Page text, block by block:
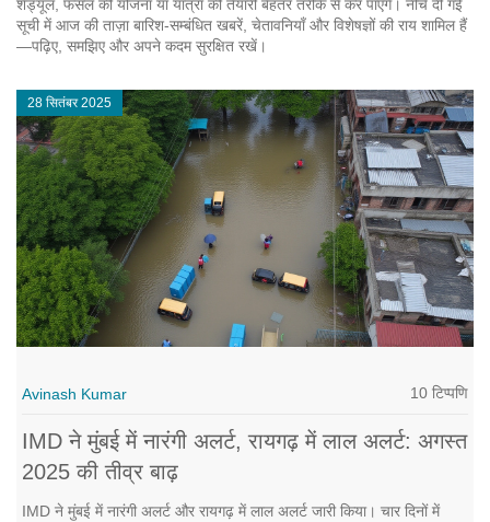
शेड्यूल, फसल की योजना या यात्रा की तैयारी बेहतर तरीके से कर पाएँगे। नीचे दी गई
सूची में आज की ताज़ा बारिश‑सम्बंधित खबरें, चेतावनियाँ और विशेषज्ञों की राय शामिल हैं
—पढ़िए, समझिए और अपने कदम सुरक्षित रखें।
28 सितंबर 2025
Avinash Kumar 10 टिप्पणि
IMD ने मुंबई में नारंगी अलर्ट, रायगढ़ में लाल अलर्ट: अगस्त
2025 की तीव्र बाढ़
IMD ने मुंबई में नारंगी अलर्ट और रायगढ़ में लाल अलर्ट जारी किया। चार दिनों में